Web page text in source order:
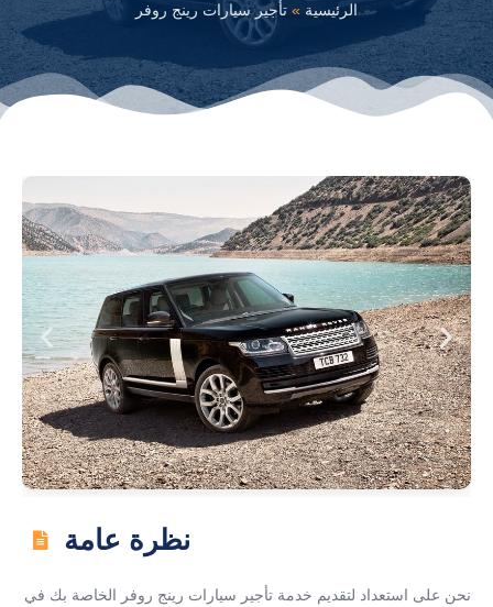
الرئيسية » تأجير سيارات رينج روفر
نظرة عامة
نحن على استعداد لتقديم خدمة تأجير سيارات رينج روفر الخاصة بك في